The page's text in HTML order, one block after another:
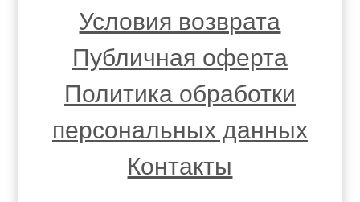
Условия возврата
Публичная оферта
Политика обработки
персональных данных
Контакты